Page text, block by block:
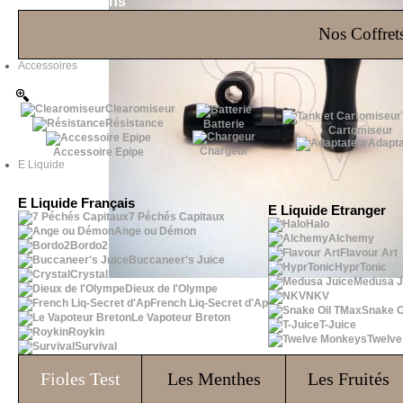
Nos
Accessoires
Clearomiseur
Résistance
Accessoire Epipe
Batterie
Chargeur
Cartomiseur
E Liquide
E Liquide Français
7 Péchés Capitaux
Ange ou Démon
Bordo2
Buccaneer's Juice
Crystal
Dieux de l'Olympe
French Liq-Secret d'Ap
Le Vapoteur Breton
Roykin
Survival
E Liquide Etranger
Halo
Alchemy
Flavour Art
HyprTonic
Medusa
NKV
Snake
T-Juice
Fioles Test Les Menthes Les Fruités